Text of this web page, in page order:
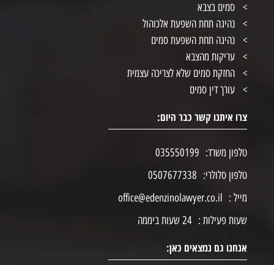
סמים בצבא
נהיגה תחת השפעת אלכוהול
נהיגה תחת השפעת סמים
עריקות מהצבא
החזקת סמים שלא לצריכה עצמית
עורך דין סמים
צרו איתנו קשר כבר היום:
טלפון משרד: 035550199
טלפון סלולרי: 0507677338
מייל : office@edenzinolawyer.co.il
שעות פעילות : 24 שעות ביממה
אנחנו גם נמצאים כאן: